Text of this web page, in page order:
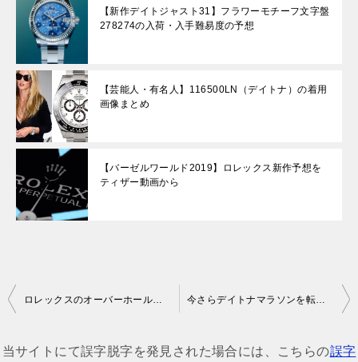
【新作デイトジャスト31】フラワーモチーフ文字盤
278274の入荷・入手難易度の予想
【芸能人・有名人】116500LN（デイトナ）の着用
画像まとめ
【バーゼルワールド2019】ロレックス新作予想を
ティザー動画から
投
ナ
ロレックスのオーバーホール頻度が10年に変更！5年からなぜ変わったのか 今さらデイトナマラソンを転売目的でやるのは時代遅れと言わざるを得ない
当サイトにて誤字脱字を発見された場合には、こちらの誤字